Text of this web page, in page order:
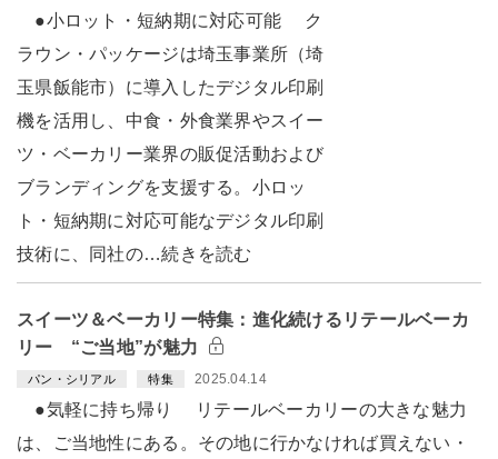
●小ロット・短納期に対応可能 ク
ラウン・パッケージは埼玉事業所（埼
玉県飯能市）に導入したデジタル印刷
機を活用し、中食・外食業界やスイー
ツ・ベーカリー業界の販促活動および
ブランディングを支援する。小ロッ
ト・短納期に対応可能なデジタル印刷
技術に、同社の…続きを読む
スイーツ＆ベーカリー特集：進化続けるリテールベーカ
リー “ご当地”が魅力
パン・シリアル 特集 2025.04.14
●気軽に持ち帰り リテールベーカリーの大きな魅力
は、ご当地性にある。その地に行かなければ買えない・